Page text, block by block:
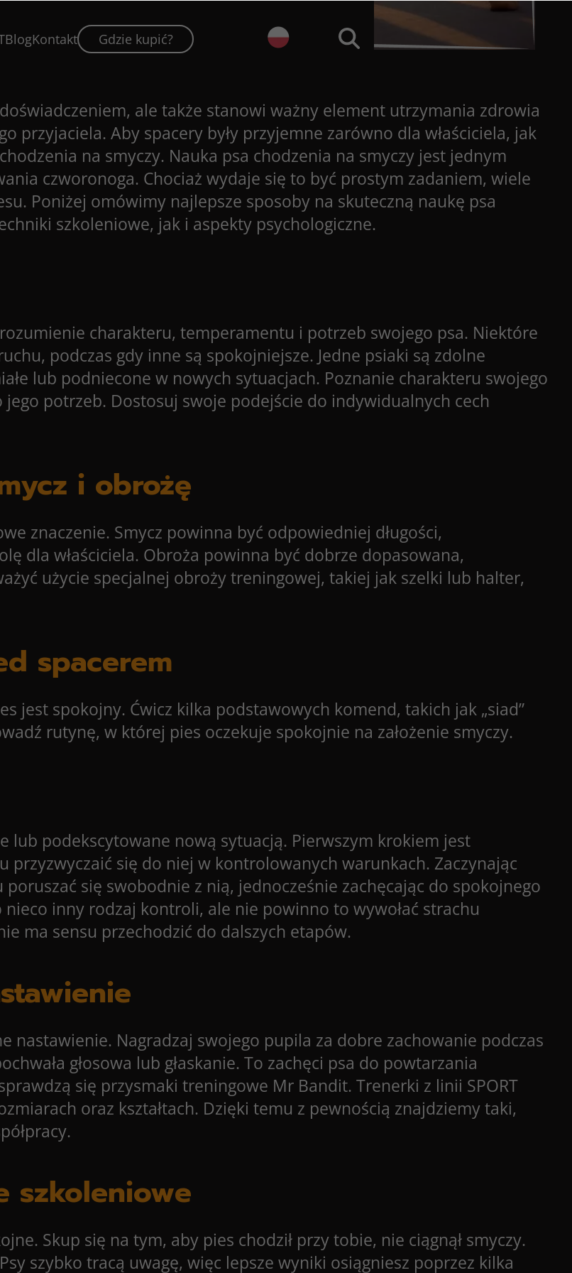
BlogKontakt Gdzie kupić?
ale także stanowi ważny element utrzymania zdrowia
przyjaciela. Aby spacery były przyjemne zarówno dla właściciela, jak
na smyczy. Nauka psa chodzenia na smyczy jest jednym
czworonoga. Chociaż wydaje się to być prostym zadaniem, wiele
Poniżej omówimy najlepsze sposoby na skuteczną naukę psa
szkoleniowe, jak i aspekty psychologiczne.
charakteru, temperamentu i potrzeb swojego psa. Niektóre
podczas gdy inne są spokojniejsze. Jedne psiaki są zdolne
lub podniecone w nowych sytuacjach. Poznanie charakteru swojego
potrzeb. Dostosuj swoje podejście do indywidualnych cech
i obrożę
znaczenie. Smycz powinna być odpowiedniej długości,
dla właściciela. Obroża powinna być dobrze dopasowana,
użycie specjalnej obroży treningowej, takiej jak szelki lub halter,
spacerem
jest spokojny. Ćwicz kilka podstawowych komend, takich jak „siad”
rutynę, w której pies oczekuje spokojnie na założenie smyczy.
lub podekscytowane nową sytuacją. Pierwszym krokiem jest
przyzwyczaić się do niej w kontrolowanych warunkach. Zaczynając
się swobodnie z nią, jednocześnie zachęcając do spokojnego
inny rodzaj kontroli, ale nie powinno to wywołać strachu
ma sensu przechodzić do dalszych etapów.
nastawienie. Nagradzaj swojego pupila za dobre zachowanie podczas
głosowa lub głaskanie. To zachęci psa do powtarzania
się przysmaki treningowe Mr Bandit. Trenerki z linii SPORT
oraz kształtach. Dzięki temu z pewnością znajdziemy taki,
szkoleniowe
Skup się na tym, aby pies chodził przy tobie, nie ciągnął smyczy.
szybko tracą uwagę, więc lepsze wyniki osiągniesz poprzez kilka